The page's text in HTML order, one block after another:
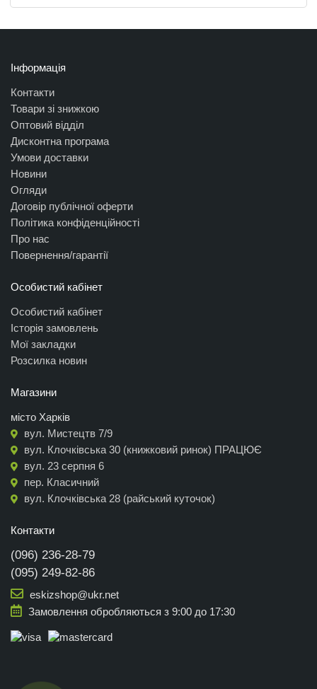
Інформація
Контакти
Товари зі знижкою
Оптовий відділ
Дисконтна програма
Умови доставки
Новини
Огляди
Договір публічної оферти
Політика конфіденційності
Про нас
Повернення/гарантії
Особистий кабінет
Особистий кабінет
Історія замовлень
Мої закладки
Розсилка новин
Магазини
місто Харків
вул. Мистецтв 7/9
вул. Клочківська 30 (книжковий ринок) ПРАЦЮЄ
вул. 23 серпня 6
пер. Класичний
вул. Клочківська 28 (райський куточок)
Контакти
(096) 236-28-79
(095) 249-82-86
eskizshop@ukr.net
Замовлення обробляються з 9:00 до 17:30